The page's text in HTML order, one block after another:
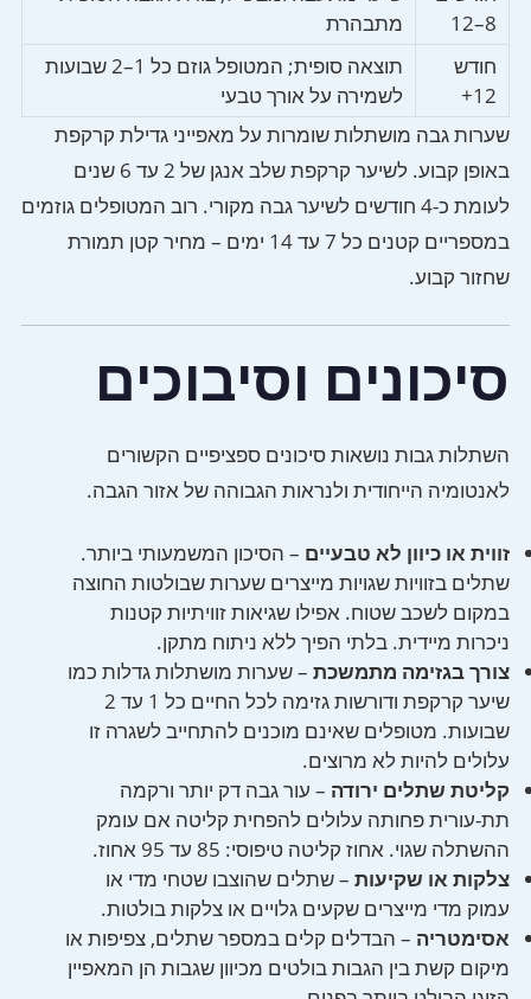
8–12
מתבהרת
חודש
12+
תוצאה סופית; המטופל גוזם כל 1–2 שבועות
לשמירה על אורך טבעי
שערות גבה מושתלות שומרות על מאפייני גדילת קרקפת
באופן קבוע. לשיער קרקפת שלב אנגן של 2 עד 6 שנים
לעומת כ-4 חודשים לשיער גבה מקורי. רוב המטופלים גוזמים
במספריים קטנים כל 7 עד 14 ימים – מחיר קטן תמורת
שחזור קבוע.
סיכונים וסיבוכים
השתלות גבות נושאות סיכונים ספציפיים הקשורים
לאנטומיה הייחודית ולנראות הגבוהה של אזור הגבה.
זווית או כיוון לא טבעיים – הסיכון המשמעותי ביותר.
שתלים בזוויות שגויות מייצרים שערות שבולטות החוצה
במקום לשכב שטוח. אפילו שגיאות זוויתיות קטנות
ניכרות מיידית. בלתי הפיך ללא ניתוח מתקן.
צורך בגזימה מתמשכת – שערות מושתלות גדלות כמו
שיער קרקפת ודורשות גזימה לכל החיים כל 1 עד 2
שבועות. מטופלים שאינם מוכנים להתחייב לשגרה זו
עלולים להיות לא מרוצים.
קליטת שתלים ירודה – עור גבה דק יותר ורקמה
תת-עורית פחותה עלולים להפחית קליטה אם עומק
ההשתלה שגוי. אחוז קליטה טיפוסי: 85 עד 95 אחוז.
צלקות או שקיעות – שתלים שהוצבו שטחי מדי או
עמוק מדי מייצרים שקעים גלויים או צלקות בולטות.
אסימטריה – הבדלים קלים במספר שתלים, צפיפות או
מיקום קשת בין הגבות בולטים מכיוון שגבות הן המאפיין